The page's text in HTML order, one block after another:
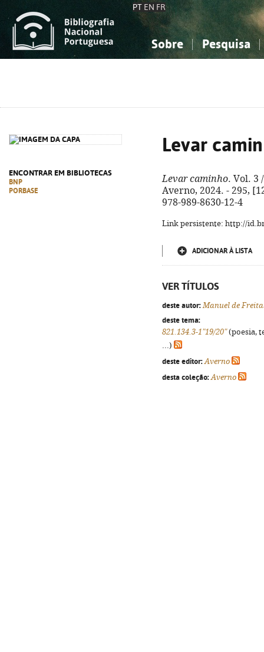
PT EN FR
Sobre Pesquisa
ENCONTRAR EM BIBLIOTECAS
BNP
PORBASE
Levar
Levar caminho. Vol. 3
Averno, 2024. - 295,
978-989-8630-12-4
Link persistente: http://
ADICIONAR À LISTA
VER TÍTULOS
deste autor: Manuel de
deste tema:
821.134.3-1"19/20"(poesia,
...)
deste editor: Averno
desta coleção: Averno